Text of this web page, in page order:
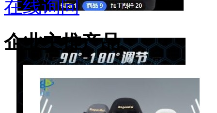
在线询问
企业主推产品